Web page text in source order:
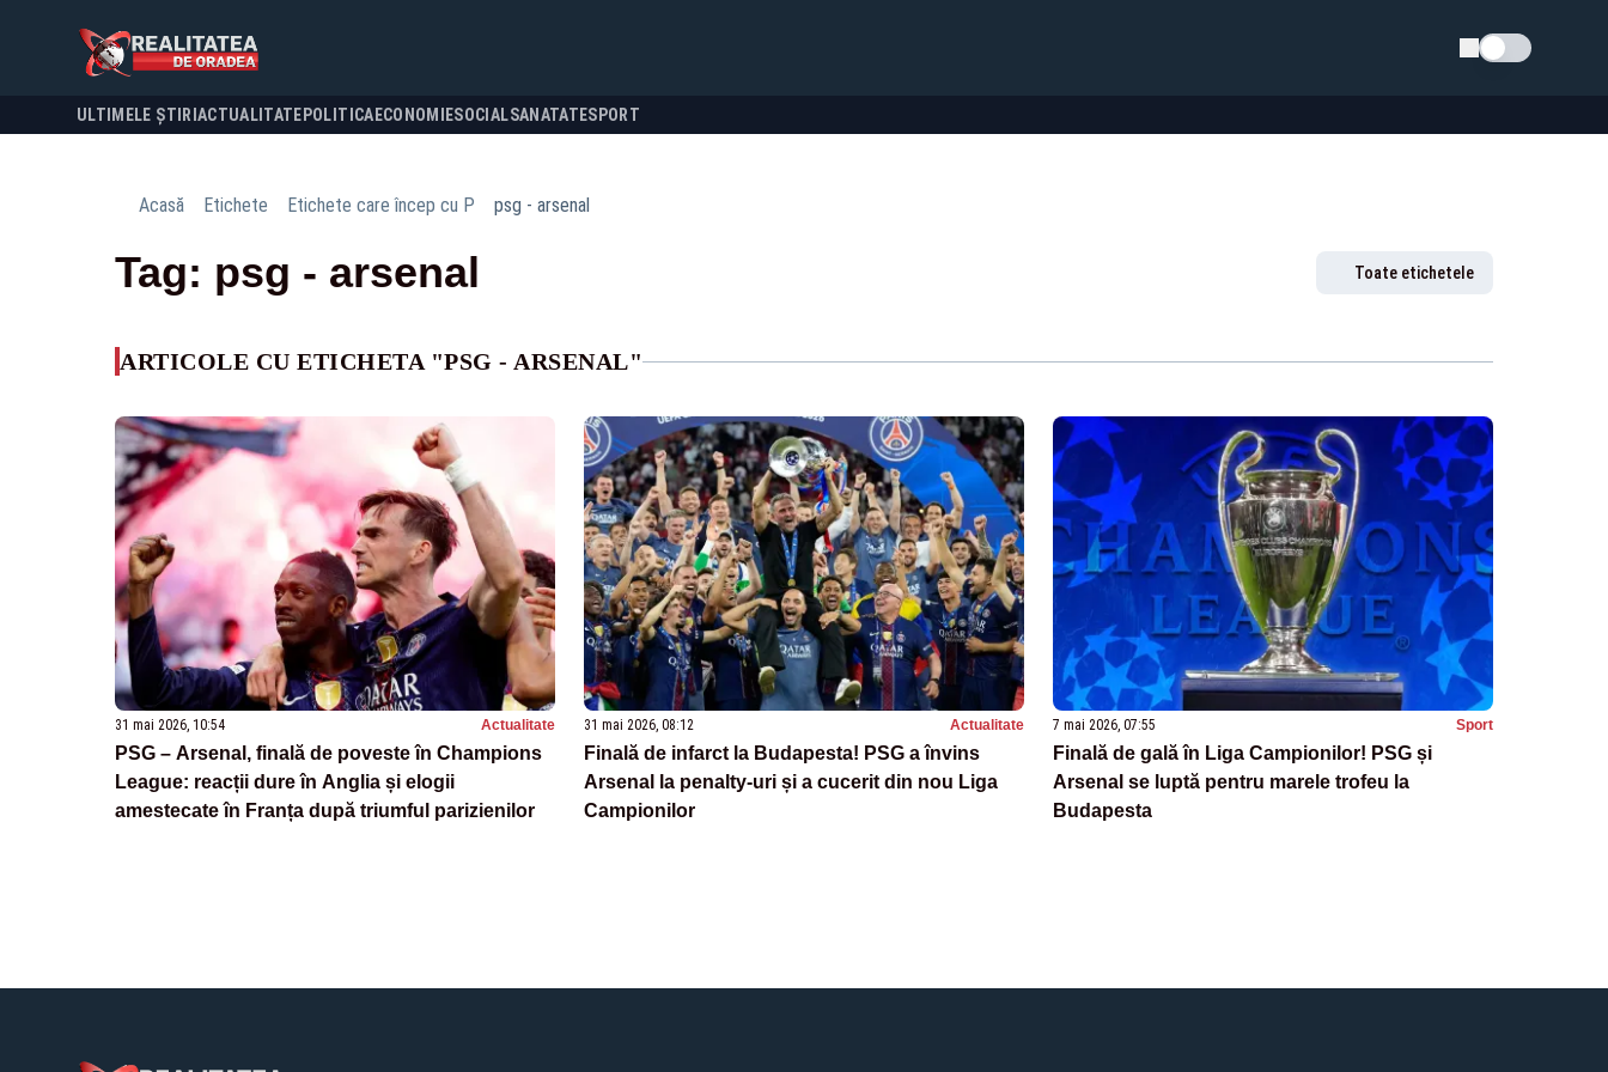
Schimba tema
ULTIMELE ȘTIRI ACTUALITATE POLITICA ECONOMIESOCIALSANATATESPORT
Acasă Etichete Etichete care încep cu P psg - arsenal
Tag: psg - arsenal Toate etichetele
ARTICOLE CU ETICHETA "PSG - ARSENAL"
31 mai 2026, 10:54 Actualitate
PSG – Arsenal, finală de poveste în Champions
League: reacții dure în Anglia și elogii
amestecate în Franța după triumful parizienilor
31 mai 2026, 08:12 Actualitate
Finală de infarct la Budapesta! PSG a învins
Arsenal la penalty-uri și a cucerit din nou Liga
Campionilor
7 mai 2026, 07:55 Sport
Finală de gală în Liga Campionilor! PSG și
Arsenal se luptă pentru marele trofeu la
Budapesta